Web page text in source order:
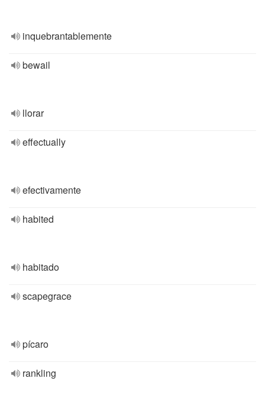
inquebrantablemente
bewail
llorar
effectually
efectivamente
habited
habitado
scapegrace
pícaro
rankling